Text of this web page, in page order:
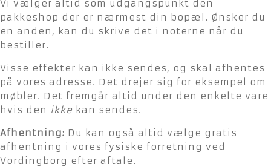
Vi vælger altid som udgangspunkt den
pakkeshop der er nærmest din bopæl. Ønsker du
en anden, kan du skrive det i noterne når du
bestiller.
Visse effekter kan ikke sendes, og skal afhentes
på vores adresse. Det drejer sig for eksempel om
møbler. Det fremgår altid under den enkelte vare
hvis den ikke kan sendes.
Afhentning: Du kan også altid vælge gratis
afhentning i vores fysiske forretning ved
Vordingborg efter aftale.